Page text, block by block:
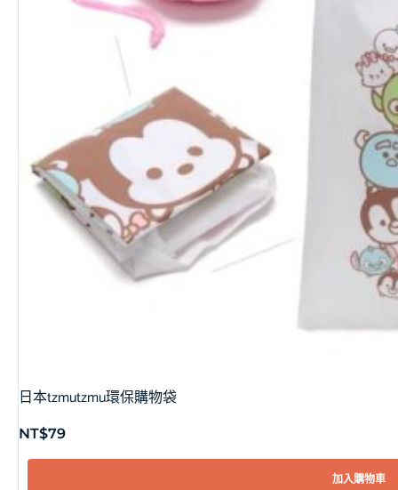
日本tzmutzmu環保購物袋
NT$79
加入購物車